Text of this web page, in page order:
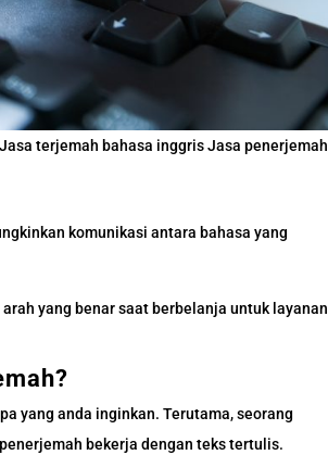
terjemah bahasa inggris Jasa penerjemah
komunikasi antara bahasa yang
yang benar saat berbelanja untuk layanan
yang anda inginkan. Terutama, seorang
bekerja dengan teks tertulis.